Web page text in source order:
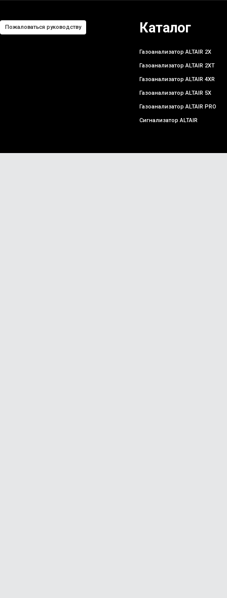
Пожаловаться руководству Каталог
Газоанализатор ALTAIR 2X
Газоанализатор ALTAIR 2XT
Газоанализатор ALTAIR 4XR
Газоанализатор ALTAIR 5X
Газоанализатор ALTAIR PRO
Сигнализатор ALTAIR